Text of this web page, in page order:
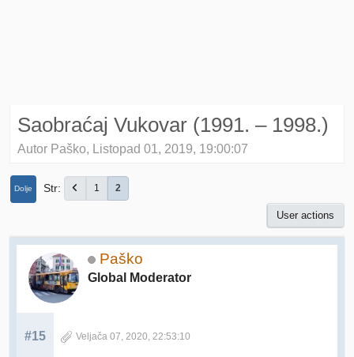
Saobraćaj Vukovar (1991. – 1998.)
Autor Paško, Listopad 01, 2019, 19:00:07
Dolje Str 1 2
User actions
Paško
Global Moderator
#15 Veljača 07, 2020, 22:53:10